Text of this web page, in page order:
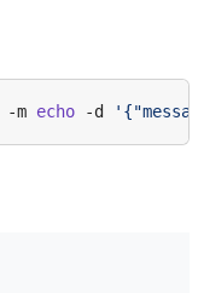
m echo -d